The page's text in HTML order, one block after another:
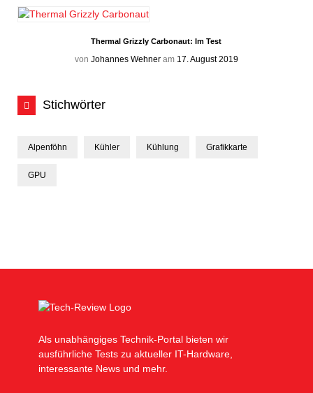
Thermal Grizzly Carbonaut: Im Test
von Johannes Wehner am 17. August 2019
Stichwörter
Alpenföhn Kühler Kühlung Grafikkarte
GPU
Als unabhängiges Technik-Portal bieten wir
ausführliche Tests zu aktueller IT-Hardware,
interessante News und mehr.